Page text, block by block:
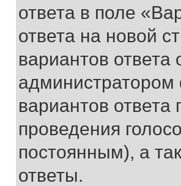
ответа в поле
ответа на новой
вариантов ответа
вариантов ответа
проведения
постоянным), а
ответы.